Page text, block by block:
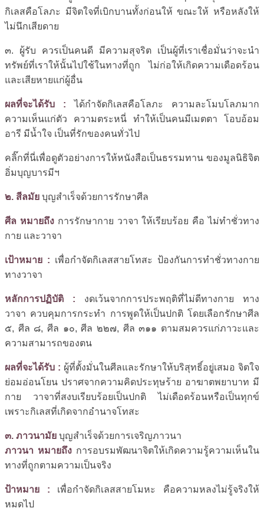
กิเลสคือโลภะ มีจิตใจที่เบิกบานทั้งก่อนให้ ขณะให้ หรือหลังให้
ไม่นึกเสียดาย
๓. ผู้รับ ควรเป็นคนดี มีความสุจริต เป็นผู้ที่เราเชื่อมั่นว่าจะนำ
ทรัพย์ที่เราให้นั้นไปใช้ในทางที่ถูก ไม่ก่อให้เกิดความเดือดร้อน
และเสียหายแก่ผู้อื่น
ผลที่จะได้รับ : ได้กำจัดกิเลสคือโลภะ ความละโมบโลภมาก
ความเห็นแก่ตัว ความตระหนี่ ทำให้เป็นคนมีเมตตา โอบอ้อม
อารี มีน้ำใจ เป็นที่รักของคนทั่วไป
คลิ๊กที่นี่เพื่อดูตัวอย่างการให้หนังสือเป็นธรรมทาน ของมูลนิธิจิต
อิ่มบุญบารมีฯ
๒. สีลมัย บุญสำเร็จด้วยการรักษาศีล
ศีล หมายถึงการรักษากาย วาจา ให้เรียบร้อย คือ ไม่ทำชั่วทาง
กาย และวาจา
เป้าหมาย : เพื่อกำจัดกิเลสสายโทสะ ป้องกันการทำชั่วทางกาย
ทางวาจา
หลักการปฏิบัติ : งดเว้นจากการประพฤติที่ไม่ดีทางกาย ทาง
วาจา ควบคุมการกระทำ การพูดให้เป็นปกติ โดยเลือกรักษาศีล
๕, ศีล ๘, ศีล ๑๐, ศีล ๒๒๗, ศีล ๓๑๑ ตามสมควรแก่ภาวะและ
ความสามารถของตน
ผลที่จะได้รับ : ผู้ที่ตั้งมั่นในศีลและรักษาให้บริสุทธิ์อยู่เสมอ จิตใจ
ย่อมอ่อนโยน ปราศจากความคิดประทุษร้าย อาฆาตพยาบาท มี
กาย วาจาที่สงบเรียบร้อยเป็นปกติ ไม่เดือดร้อนหรือเป็นทุกข์
เพราะกิเลสที่เกิดจากอำนาจโทสะ
๓. ภาวนามัย บุญสำเร็จด้วยการเจริญภาวนา
ภาวนา หมายถึง การอบรมพัฒนาจิตให้เกิดความรู้ความเห็นใน
ทางที่ถูกตามความเป็นจริง
ป้าหมาย : เพื่อกำจัดกิเลสสายโมหะ คือความหลงไม่รู้จริงให้
หมดไป